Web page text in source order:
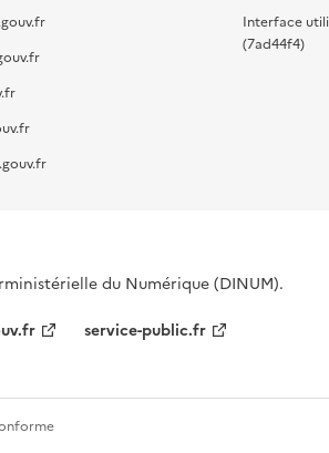
Interface
(7ad44f4)
du Numérique (DINUM).
service-public.fr